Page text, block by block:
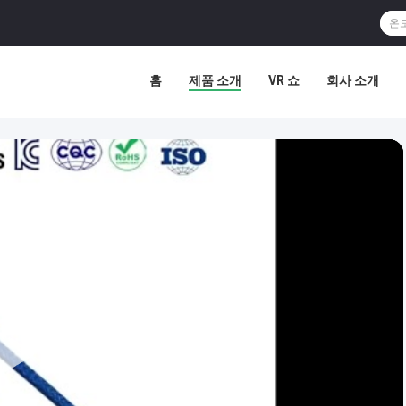
홈 제품 소개 VR 쇼 회사 소개